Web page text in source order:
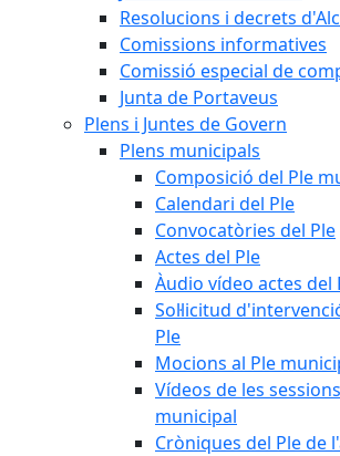
Resolucions i decrets
Comissions informatives
Comissió especial de
Junta de Portaveus
Plens i Juntes de Govern
Plens municipals
Composició del Ple
Calendari del Ple
Convocatòries del Ple
Actes del Ple
Àudio vídeo actes del
Sol·licitud
Ple
Mocions al Ple
Vídeos de les
municipal
Cròniques del Ple de